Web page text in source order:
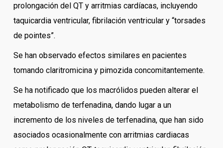
prolongación del QT y arritmias cardíacas, incluyendo
taquicardia ventricular, fibrilación ventricular y “torsades
de pointes”.
Se han observado efectos similares en pacientes
tomando claritromicina y pimozida concomitantemente.
Se ha notificado que los macrólidos pueden alterar el
metabolismo de terfenadina, dando lugar a un
incremento de los niveles de terfenadina, que han sido
asociados ocasionalmente con arritmias cardiacas